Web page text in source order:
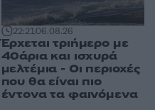
22:2106.08.26
Έρχεται τριήμερο με
40άρια και ισχυρά
μελτέμια - Οι περιοχές
που θα είναι πιο
έντονα τα φαινόμενα